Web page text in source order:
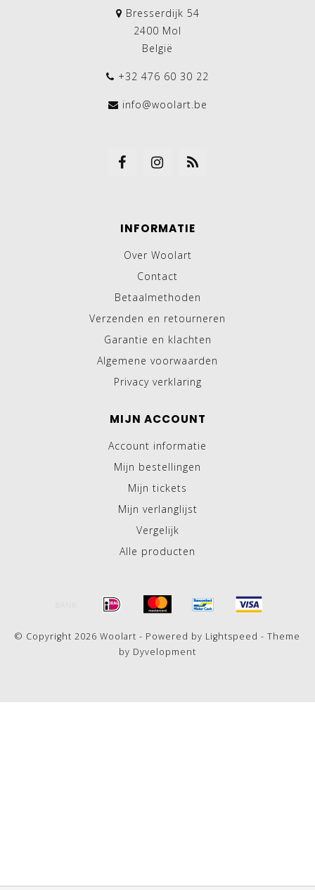
Bresserdijk 54
2400 Mol
België
+32 476 60 30 22
info@woolart.be
INFORMATIE
Over Woolart
Contact
Betaalmethoden
Verzenden en retourneren
Garantie en klachten
Algemene voorwaarden
Privacy verklaring
MIJN ACCOUNT
Account informatie
Mijn bestellingen
Mijn tickets
Mijn verlanglijst
Vergelijk
Alle producten
© Copyright 2026 Woolart - Powered by Lightspeed - Theme
by Dyvelopment